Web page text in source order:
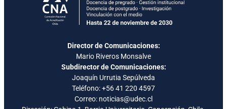
Director de Comunicaciones:
Mario Riveros Monsalve
Subdirector de Comunicaciones:
Joaquín Urrutia Sepúlveda
Teléfono:+56 41 220 4597
Correo: noticias@udec.cl